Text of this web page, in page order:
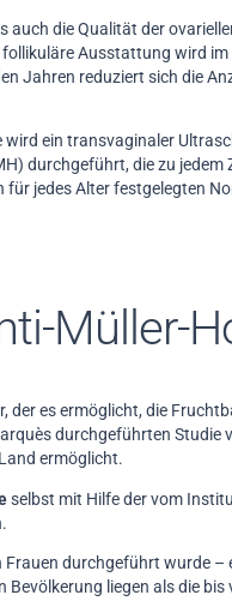
auch die Qualität der
Ausstattung wird
Jahren reduziert sich die
wird ein transvaginaler
durchgeführt, die zu
für jedes Alter festgelegten
Müller-
der es ermöglicht, die
durchgeführten Studie
ermöglicht.
selbst mit Hilfe der vom
durchgeführt wurde
Bevölkerung liegen als die